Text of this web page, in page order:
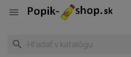

search